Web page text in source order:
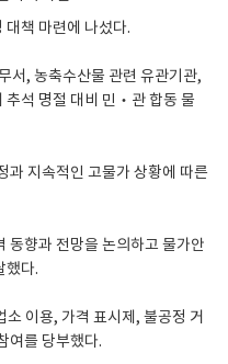
대책 마련에 나섰다.
서, 농축수산물 관련 유관기관,
추석 명절 대비 민‧관 합동 물
과 지속적인 고물가 상황에 따른
동향과 전망을 논의하고 물가안
했다.
이용, 가격 표시제, 불공정 거
여를 당부했다.